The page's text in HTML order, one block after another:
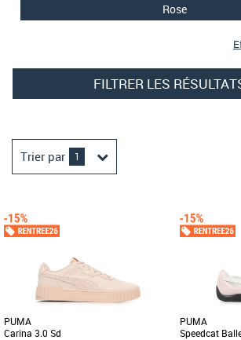
Rose
FILTRER LES
Trier par 1
PUMA
Carina 3.0 Sd
PUMA
Speedcat